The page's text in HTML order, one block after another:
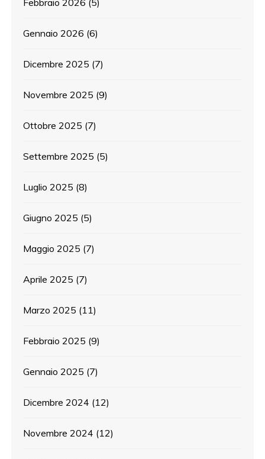
Gennaio 2026 (6)
Dicembre 2025 (7)
Novembre 2025 (9)
Ottobre 2025 (7)
Settembre 2025 (5)
Luglio 2025 (8)
Giugno 2025 (5)
Maggio 2025 (7)
Aprile 2025 (7)
Marzo 2025 (11)
Febbraio 2025 (9)
Gennaio 2025 (7)
Dicembre 2024 (12)
Novembre 2024 (12)